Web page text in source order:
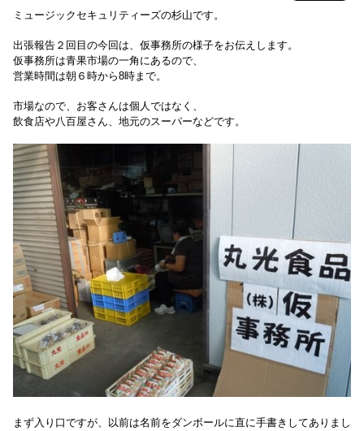
ミュージックセキュリティーズの杉山です。
出張報告２回目の今回は、仮事務所の様子をお伝えします。
仮事務所は青果市場の一角にあるので、
営業時間は朝６時から8時まで。
市場なので、お客さんは個人ではなく、
飲食店や八百屋さん、地元のスーパーなどです。
まず入り口ですが、以前は名前をダンボールに直に手書きしてありまし